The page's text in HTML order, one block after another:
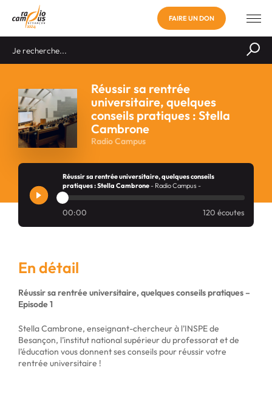
FAIRE UN DON
Réussir sa rentrée
universitaire, quelques
conseils pratiques : Stella
Cambrone
Radio Campus
Réussir sa rentrée universitaire, quelques conseils
pratiques : Stella Cambrone- Radio Campus -
00:00 120 écoutes
En détail
Réussir sa rentrée universitaire, quelques conseils pratiques –
Episode 1
Stella Cambrone, enseignant-chercheur à l’INSPE de
Besançon, l’institut national supérieur du professorat et de
l’éducation vous donnent ses conseils pour réussir votre
rentrée universitaire !